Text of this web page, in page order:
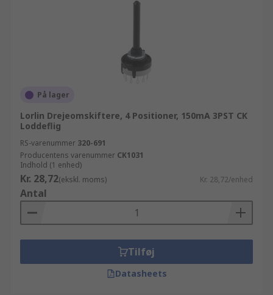
På lager
Lorlin Drejeomskiftere, 4 Positioner, 150mA 3PST CK
Loddeflig
RS-varenummer 320-691
Producentens varenummer CK1031
Indhold (1 enhed)
Kr. 28,72(ekskl. moms) Kr. 28,72/enhed
Antal
Tilføj
Datasheets